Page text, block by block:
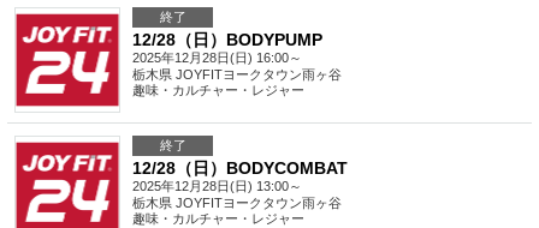
終了
12/28（日）BODYPUMP
2025年12月28日(日) 16:00～
栃木県 JOYFITヨークタウン雨ヶ谷
趣味・カルチャー・レジャー
終了
12/28（日）BODYCOMBAT
2025年12月28日(日) 13:00～
栃木県 JOYFITヨークタウン雨ヶ谷
趣味・カルチャー・レジャー